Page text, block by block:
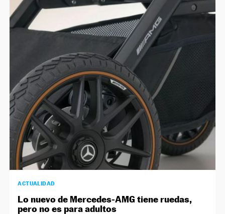
ACTUALIDAD
Lo nuevo de Mercedes-AMG tiene ruedas,
pero no es para adultos